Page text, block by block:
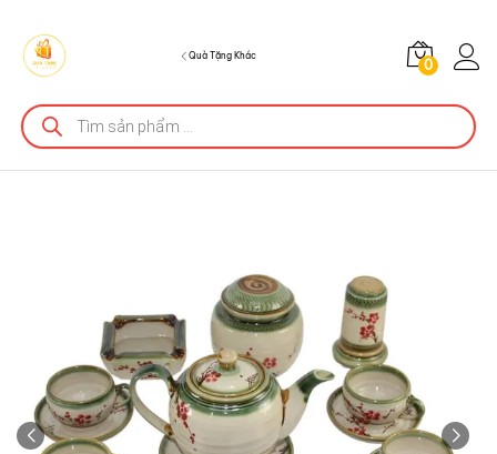
Quà Tặng Khác
0
Tìm
kiếm
sản